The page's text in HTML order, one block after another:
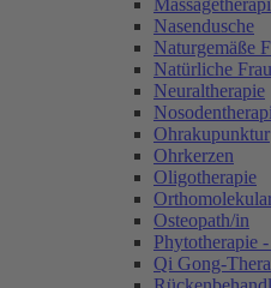
Nasendusche
Naturgemäße
Natürliche
Neuraltherapie
Ohrakupunktur
Ohrkerzen
Oligotherapie
Osteopath/in
Phytotherapie
Qi Gong-